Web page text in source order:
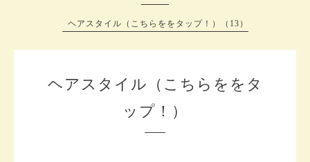
ヘアスタイル（こちらををタップ！）（13）
ヘアスタイル（こちらををタ
ップ！）